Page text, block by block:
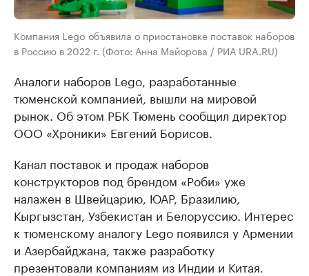
Компания Lego объявила о приостановке поставок наборов
в Россию в 2022 г. (Фото: Анна Майорова / РИА URA.RU)
Аналоги наборов Lego, разработанные
тюменской компанией, вышли на мировой
рынок. Об этом РБК Тюмень сообщил директор
ООО «Хроники» Евгений Борисов.
Канал поставок и продаж наборов
конструкторов под брендом «Роби» уже
налажен в Швейцарию, ЮАР, Бразилию,
Кыргызстан, Узбекистан и Белоруссию. Интерес
к тюменскому аналогу Lego появился у Армении
и Азербайджана, также разработку
презентовали компаниям из Индии и Китая.